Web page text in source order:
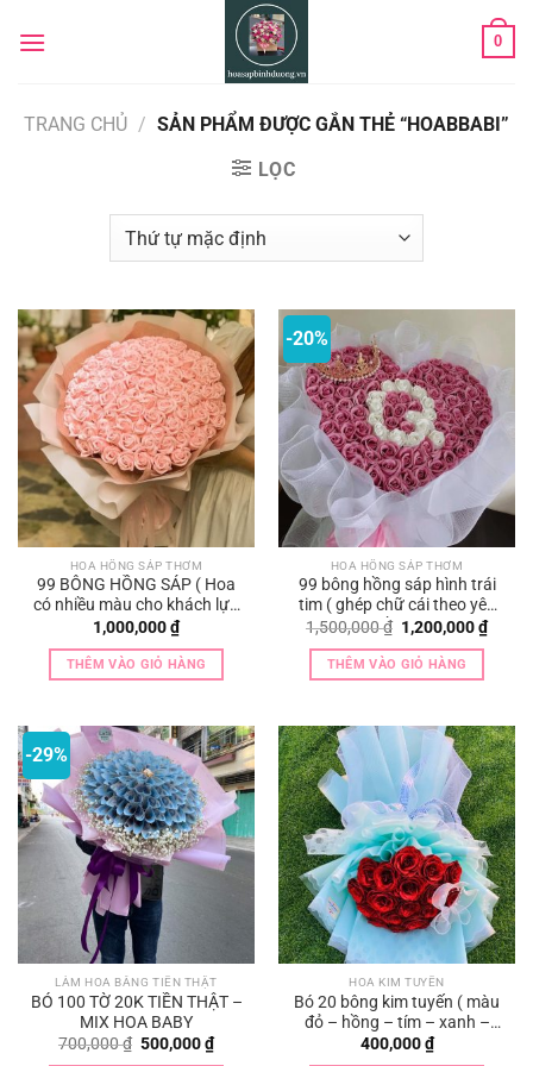
đến
0
TRANG CHỦ / SẢN PHẨM ĐƯỢC GẮN THẺ “HOABBABI”
LỌC
HOA HỒNG SÁP THƠM
99 BÔNG HỒNG SÁP ( Hoa
có nhiều màu cho khách lựa
chọn )
1,000,000₫
THÊM VÀO GIỎ HÀNG
-20%
HOA HỒNG SÁP THƠM
99 bông hồng sáp hình trái
tim ( ghép chữ cái theo yêu
cầu )
1,500,000₫ Giá
gốc
là:
1,500,000 ₫.
1,200,000₫Giá
hiện
THÊM VÀO GIỎ HÀNG
-29%
LÀM HOA BẰNG TIỀN THẬT
BÓ 100 TỜ 20K TIỀN THẬT –
MIX HOA BABY
700,000₫ Giá
500,000₫Giá
hiện
HOA KIM TUYẾN
Bó 20 bông kim tuyến ( màu
đỏ – hồng – tím – xanh –
vàng )
400,000₫